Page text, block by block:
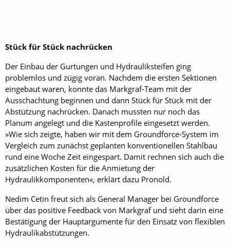
Stück für Stück nachrücken
Der Einbau der Gurtungen und Hydrauliksteifen ging
problemlos und zügig voran. Nachdem die ersten Sektionen
eingebaut waren, konnte das Markgraf-Team mit der
Ausschachtung beginnen und dann Stück für Stück mit der
Abstützung nachrücken. Danach mussten nur noch das
Planum angelegt und die Kastenprofile eingesetzt werden.
»Wie sich zeigte, haben wir mit dem Groundforce-System im
Vergleich zum zunächst geplanten konventionellen Stahlbau
rund eine Woche Zeit eingespart. Damit rechnen sich auch die
zusätzlichen Kosten für die Anmietung der
Hydraulikkomponenten«, erklärt dazu Pronold.
Nedim Cetin freut sich als General Manager bei Groundforce
über das positive Feedback von Markgraf und sieht darin eine
Bestätigung der Hauptargumente für den Einsatz von flexiblen
Hydraulikabstützungen.